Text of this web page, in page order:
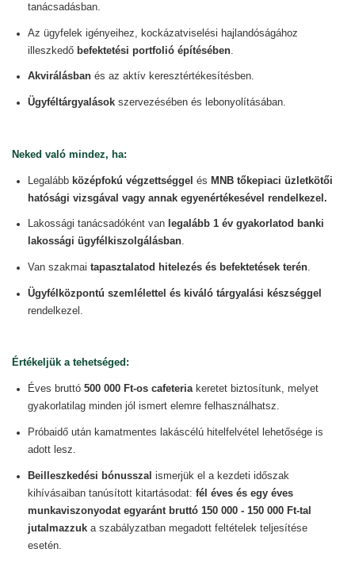
tanácsadásban.
Az ügyfelek igényeihez, kockázatviselési hajlandóságához
illeszkedő befektetési portfolió építésében
Akvirálásban és az aktív keresztértékesítésben.
Ügyféltárgyalások szervezésében és lebonyolításában.
Neked való mindez, ha:
Legalább középfokú végzettséggel és MNB tőkepiaci üzletkötői
hatósági vizsgával vagy annak egyenértékesével rendelkezel.
Lakossági tanácsadóként van legalább 1 év gyakorlatod banki
lakossági ügyfélkiszolgálásban.
Van szakmai tapasztalatod hitelezés és befektetések terén
Ügyfélközpontú szemlélettel és kiváló tárgyalási készséggel
rendelkezel.
Értékeljük a tehetséged:
Éves bruttó 500 000 Ft-os cafeteriakeretet biztosítunk, melyet
gyakorlatilag minden jól ismert elemre felhasználhatsz.
Próbaidő után kamatmentes lakáscélú hitelfelvétel lehetősége is
adott lesz.
Beilleszkedési bónusszal ismerjük el a kezdeti időszak
kihívásaiban tanúsított kitartásodat: fél éves és egy éves
munkaviszonyodat egyaránt bruttó 150 000 - 150 000 Ft-tal
jutalmazzuk a szabályzatban megadott feltételek teljesítése
esetén.